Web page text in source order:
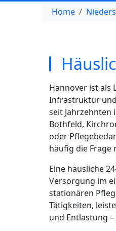
Home
Hannover ist als
Infrastruktur
seit Jahrzehnten
Bothfeld,
oder
häufig die Frage
Eine häusliche
Versorgung im
stationären
Tätigkeiten,
und Entlastung